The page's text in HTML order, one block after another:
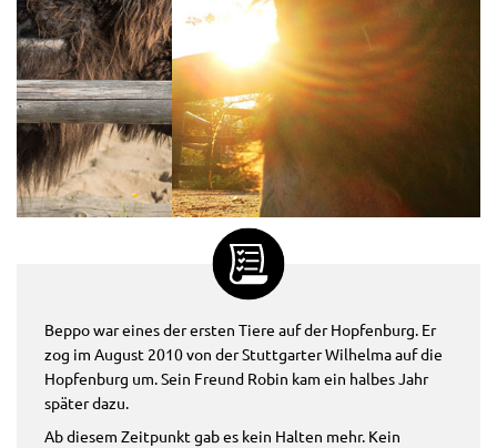
Beppo war eines der ersten Tiere auf der Hopfenburg. Er
zog im August 2010 von der Stuttgarter Wilhelma auf die
Hopfenburg um. Sein Freund Robin kam ein halbes Jahr
später dazu.
Ab diesem Zeitpunkt gab es kein Halten mehr. Kein